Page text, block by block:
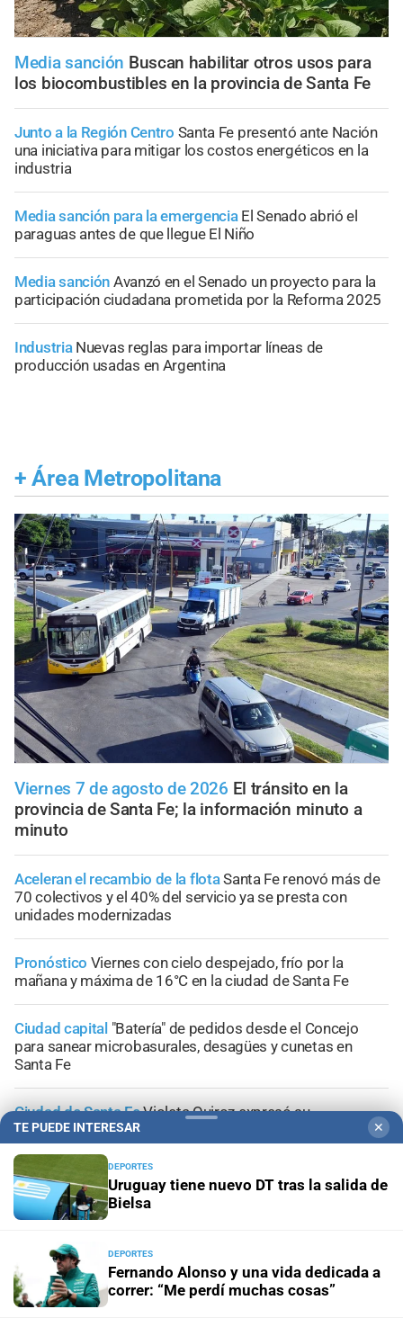
Media sanción Buscan habilitar otros usos para
los biocombustibles en la provincia de Santa Fe
Junto a la Región Centro Santa Fe presentó ante Nación
una iniciativa para mitigar los costos energéticos en la
industria
Media sanción para la emergencia El Senado abrió el
paraguas antes de que llegue El Niño
Media sanción Avanzó en el Senado un proyecto para la
participación ciudadana prometida por la Reforma 2025
Industria Nuevas reglas para importar líneas de
producción usadas en Argentina
+ Área Metropolitana
Viernes 7 de agosto de 2026 El tránsito en la
provincia de Santa Fe; la información minuto a
minuto
Aceleran el recambio de la flotaSanta Fe renovó más de
70 colectivos y el 40% del servicio ya se presta con
unidades modernizadas
Pronóstico Viernes con cielo despejado, frío por la
mañana y máxima de 16°C en la ciudad de Santa Fe
Ciudad capital "Batería" de pedidos desde el Concejo
para sanear microbasurales, desagües y cunetas en
Santa Fe
Ciudad de Santa FeVioleta Quiroz expresó su
preocupación por el proyecto de ley nacional
Sucesos
TE PUEDE INTERESAR ✕
DEPORTES
Uruguay tiene nuevo DT tras la salida de
Bielsa
DEPORTES
Fernando Alonso y una vida dedicada a
correr: “Me perdí muchas cosas”